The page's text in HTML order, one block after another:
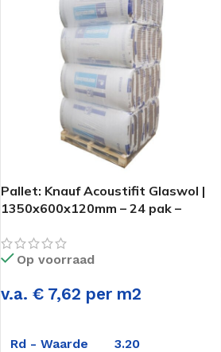
Pallet: Knauf Acoustifit Glaswol |
1350x600x120mm – 24 pak –
Op voorraad
v.a. € 7,62 per m2
Rd - Waarde 3.20